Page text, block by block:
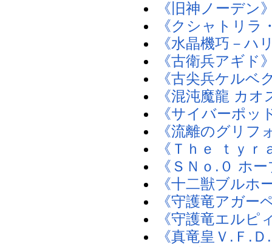
《旧神ノーデン
《クシャトリラ
《水晶機巧－ハ
《古衛兵アギド
《古尖兵ケルベ
《混沌魔龍 カ
《サイバーポッ
《流離のグリフ
《Ｔｈｅ ｔｙ
《ＳＮｏ.０ ホ
《十二獣ブルホ
《守護竜アガー
《守護竜エルピ
《真竜皇Ｖ.Ｆ.Ｄ